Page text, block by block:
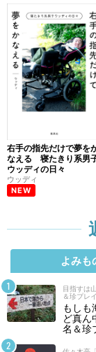
右手の指先だけで夢を
なえる 寝たきり系男
ウッディの日々
ウッディ
NEW
よみも
目指すは
＆珍プレ
もしも
ど真ん
名＆珍